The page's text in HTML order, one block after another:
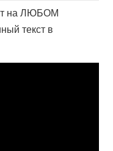
на ЛЮБОМ
текст в